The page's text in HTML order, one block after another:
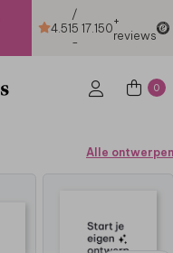
4.51
/
5
-
17.150+
reviews
0
Alle ontwerpen